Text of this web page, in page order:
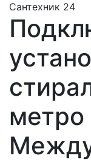
Сантехник 24
метро